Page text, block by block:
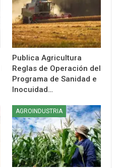
Publica Agricultura
Reglas de Operación del
Programa de Sanidad e
Inocuidad…
AGROINDUSTRIA